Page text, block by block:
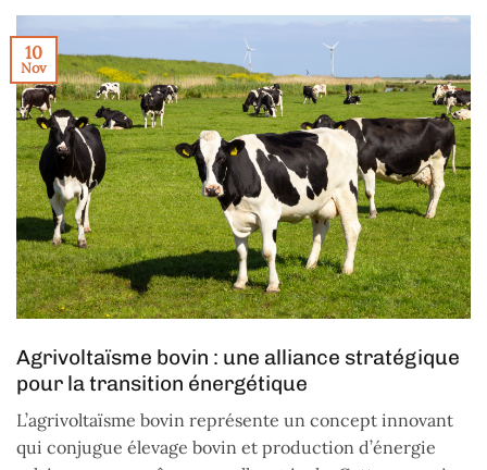
10
Nov
Agrivoltaïsme bovin : une alliance stratégique
pour la transition énergétique
L’agrivoltaïsme bovin représente un concept innovant
qui conjugue élevage bovin et production d’énergie